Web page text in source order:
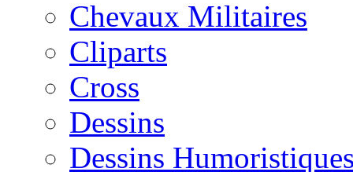
Chevaux Militaires
Cliparts
Cross
Dessins
Dessins